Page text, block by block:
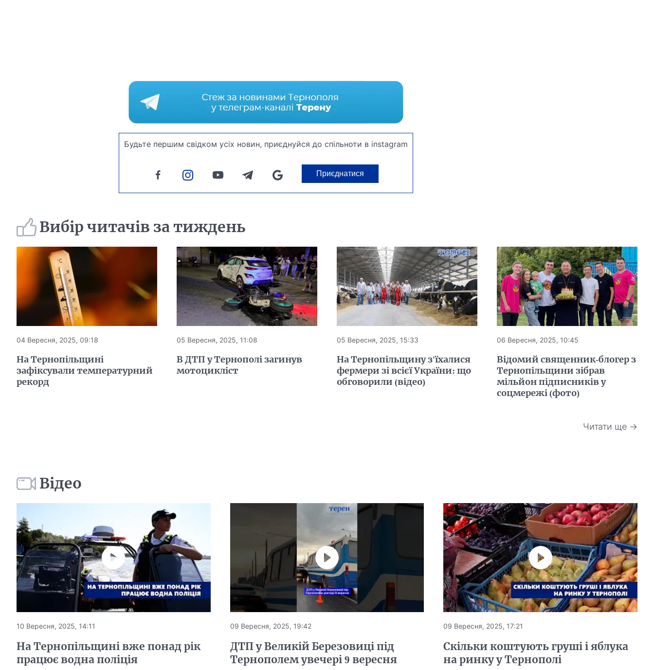
Будьте першим свідком усіх новин, приєднуйся до спільноти в instagram
Приєднатися
Вибір читачів за тиждень
04 Вересня, 2025, 09:18
На Тернопільщині
зафіксували температурний
рекорд
05 Вересня, 2025, 11:08
В ДТП у Тернополі загинув
мотоцикліст
05 Вересня, 2025, 15:33
На Тернопільщину з'їхалися
фермери зі всієї України: що
обговорили (відео)
06 Вересня, 2025, 10:45
Відомий священник-блогер з
Тернопільщини зібрав
мільйон підписників у
соцмережі (фото)
Читати ще →
Відео
10 Вересня, 2025, 14:11
На Тернопільщині вже понад рік
працює водна поліція
09 Вересня, 2025, 19:42
ДТП у Великій Березовиці під
Тернополем увечері 9 вересня
09 Вересня, 2025, 17:21
Скільки коштують груші і яблука
на ринку у Тернополі